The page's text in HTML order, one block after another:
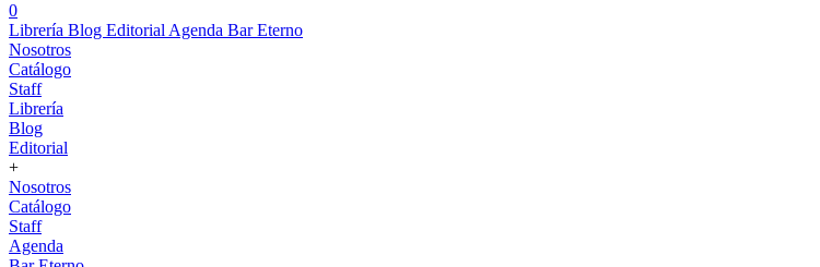
0
Librería Blog Editorial Agenda Bar Eterno
Nosotros
Catálogo
Staff
Librería
Blog
Editorial
+
Nosotros
Catálogo
Staff
Agenda